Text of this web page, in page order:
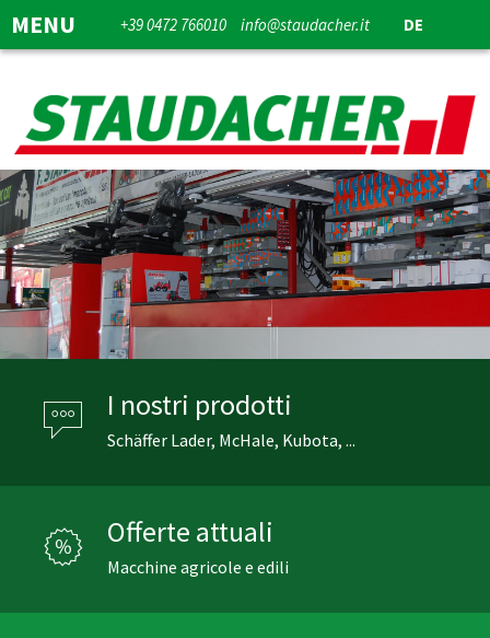
MENU +39 0472 766010 info@staudacher.it DE
I nostri prodotti
Schäffer Lader, McHale, Kubota, ...
Offerte attuali
Macchine agricole e edili